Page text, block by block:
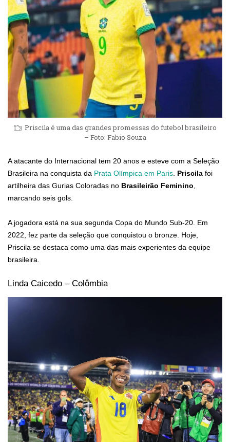
Priscila é uma das grandes promessas do futebol brasileiro
– Foto: Fabio Souza
A atacante do Internacional tem 20 anos e esteve com a Seleção
Brasileira na conquista da Prata Olímpica em Paris Priscila foi
artilheira das Gurias Coloradas no Brasileirão Feminino
marcando seis gols.
A jogadora está na sua segunda Copa do Mundo Sub-20. Em
2022, fez parte da seleção que conquistou o bronze. Hoje,
Priscila se destaca como uma das mais experientes da equipe
brasileira.
Linda Caicedo – Colômbia